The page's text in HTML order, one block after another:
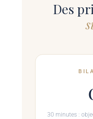
Des
30 minutes :